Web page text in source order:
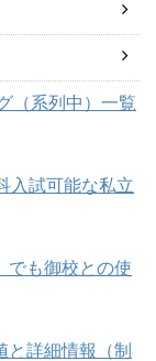
（系列中）一覧
入試可能な私立
でも御校との使
と詳細情報（制